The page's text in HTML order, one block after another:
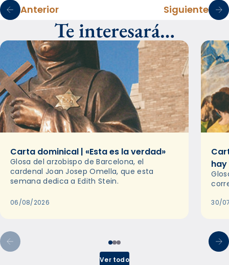
Anterior Siguiente
Te interesará…
Carta dominical | «Esta es la verdad»
Glosa del arzobispo de Barcelona, el
cardenal Joan Josep Omella, que esta
semana dedica a Edith Stein.
06/08/2026 30/
Ver todo